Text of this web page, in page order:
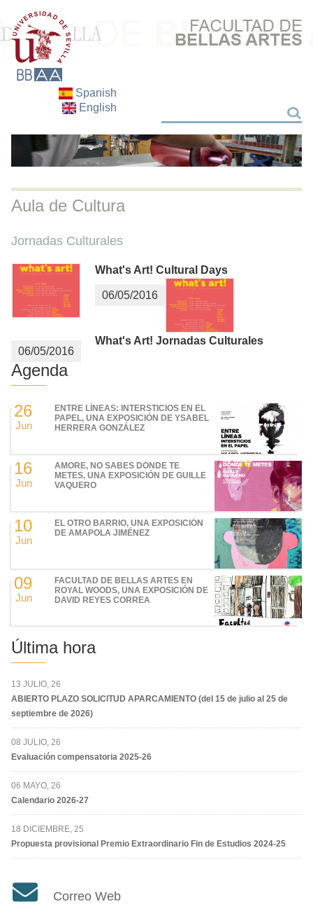
Spanish
English
Buscar
Aula de Cultura
Jornadas Culturales
What's Art! Cultural Days
06/05/2016
What's Art! Jornadas Culturales
06/05/2016
Agenda
26
Jun
ENTRE LÍNEAS: INTERSTICIOS EN EL
PAPEL, UNA EXPOSICIÓN DE YSABEL
HERRERA GONZÁLEZ
16
Jun
AMORE, NO SABES DÓNDE TE
METES, UNA EXPOSICIÓN DE GUILLE
VAQUERO
10
Jun
EL OTRO BARRIO, UNA EXPOSICIÓN
DE AMAPOLA JIMÉNEZ
09
Jun
FACULTAD DE BELLAS ARTES EN
ROYAL WOODS, UNA EXPOSICIÓN DE
DAVID REYES CORREA
Última hora
13 JULIO, 26
ABIERTO PLAZO SOLICITUD APARCAMIENTO (del 15 de julio al 25 de
septiembre de 2026)
08 JULIO, 26
Evaluación compensatoria 2025-26
06 MAYO, 26
Calendario 2026-27
18 DICIEMBRE, 25
Propuesta provisional Premio Extraordinario Fin de Estudios 2024-25
Correo Web